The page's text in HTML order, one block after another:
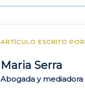
ARTÍCULO ESCRITO POR
Maria Serra
Abogada y mediadora